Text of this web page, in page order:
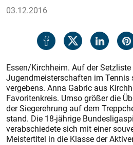
03.12.2016
Essen/Kirchheim. Auf der
Jugendmeisterschaften im Tennis
vergebens. Anna Gabric aus
Favoritenkreis. Umso größer die
der Siegerehrung auf dem
stand. Die 18-jährige
verabschiedete sich mit einer
Meistertitel in die Klasse der